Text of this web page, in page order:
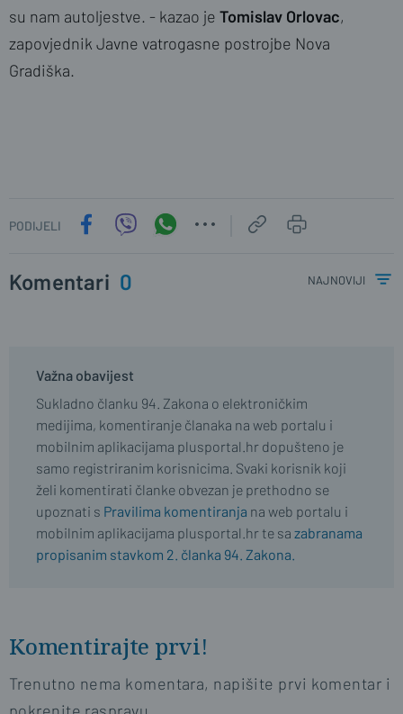
su nam autoljestve. - kazao je Tomislav Orlovac,
zapovjednik Javne vatrogasne postrojbe Nova
Gradiška.
PODIJELI
Komentari 0 najnoviji
Važna obavijest
Sukladno članku 94. Zakona o elektroničkim
medijima, komentiranje članaka na web portalu i
mobilnim aplikacijama plusportal.hr dopušteno je
samo registriranim korisnicima. Svaki korisnik koji
želi komentirati članke obvezan je prethodno se
upoznati s Pravilima komentiranja na web portalu i
mobilnim aplikacijama plusportal.hr te sa zabranama
propisanim stavkom 2. članka 94. Zakona.
Komentirajte prvi!
Trenutno nema komentara, napišite prvi komentar i
pokrenite raspravu.